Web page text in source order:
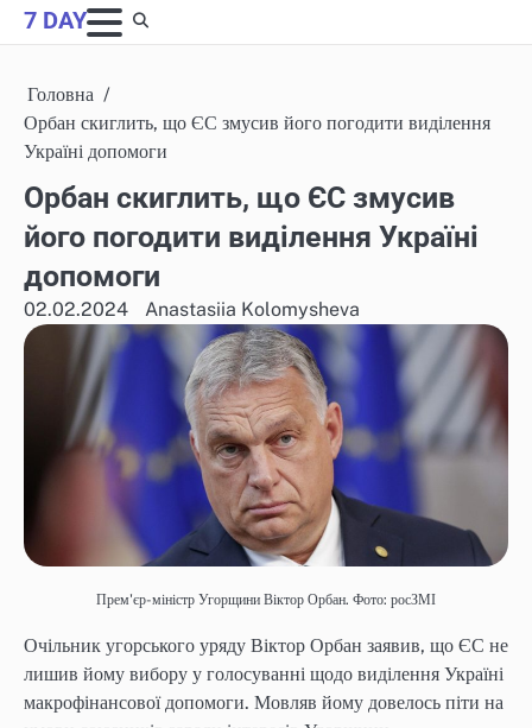
Skip
to
7 DAY
Головна
Орбан скиглить, що ЄС змусив його погодити виділення
Україні допомоги
Орбан скиглить, що ЄС змусив
його погодити виділення Україні
допомоги
02.02.2024 Anastasiia Kolomysheva
Прем'єр-міністр Угорщини Віктор Орбан. Фото: росЗМІ
Очільник угорського уряду Віктор Орбан заявив, що ЄС не
лишив йому вибору у голосуванні щодо виділення Україні
макрофінансової допомоги. Мовляв йому довелось піти на